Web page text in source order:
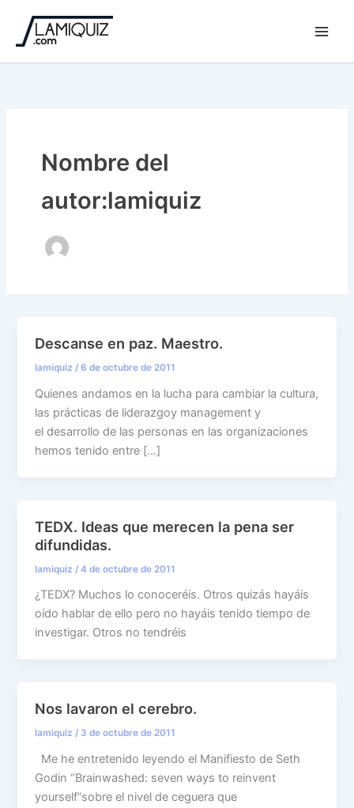
contenido
Nombre del
autor:lamiquiz
Descanse en paz. Maestro.
lamiquiz/6 de octubre de 2011
Quienes andamos en la lucha para cambiar la cultura,
las prácticas de liderazgoy management y
el desarrollo de las personas en las organizaciones
hemos tenido entre […]
TEDX. Ideas que merecen la pena ser
difundidas.
lamiquiz /4 de octubre de 2011
¿TEDX? Muchos lo conoceréis. Otros quizás hayáis
oído hablar de ello pero no hayáis tenido tiempo de
investigar. Otros no tendréis
Nos lavaron el cerebro.
lamiquiz/ 3 de octubre de 2011
Me he entretenido leyendo el Manifiesto de Seth
Godin “Brainwashed: seven ways to reinvent
yourself”sobre el nivel de ceguera que